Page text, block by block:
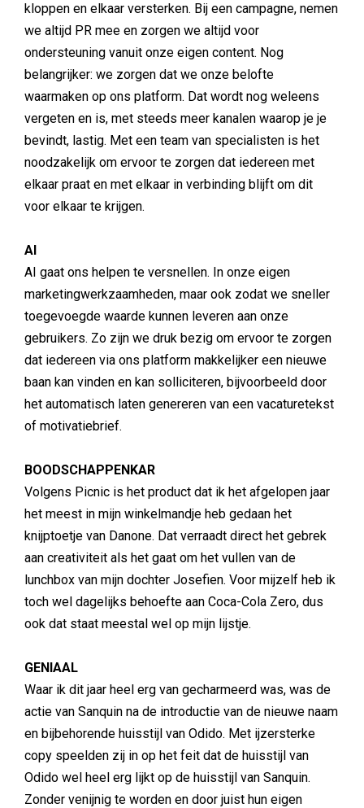
kloppen en elkaar versterken. Bij een campagne, nemen
we altijd PR mee en zorgen we altijd voor
ondersteuning vanuit onze eigen content. Nog
belangrijker: we zorgen dat we onze belofte
waarmaken op ons platform. Dat wordt nog weleens
vergeten en is, met steeds meer kanalen waarop je je
bevindt, lastig. Met een team van specialisten is het
noodzakelijk om ervoor te zorgen dat iedereen met
elkaar praat en met elkaar in verbinding blijft om dit
voor elkaar te krijgen.
AI
AI gaat ons helpen te versnellen. In onze eigen
marketingwerkzaamheden, maar ook zodat we sneller
toegevoegde waarde kunnen leveren aan onze
gebruikers. Zo zijn we druk bezig om ervoor te zorgen
dat iedereen via ons platform makkelijker een nieuwe
baan kan vinden en kan solliciteren, bijvoorbeeld door
het automatisch laten genereren van een vacaturetekst
of motivatiebrief.
BOODSCHAPPENKAR
Volgens Picnic is het product dat ik het afgelopen jaar
het meest in mijn winkelmandje heb gedaan het
knijptoetje van Danone. Dat verraadt direct het gebrek
aan creativiteit als het gaat om het vullen van de
lunchbox van mijn dochter Josefien. Voor mijzelf heb ik
toch wel dagelijks behoefte aan Coca-Cola Zero, dus
ook dat staat meestal wel op mijn lijstje.
GENIAAL
Waar ik dit jaar heel erg van gecharmeerd was, was de
actie van Sanquin na de introductie van de nieuwe naam
en bijbehorende huisstijl van Odido. Met ijzersterke
copy speelden zij in op het feit dat de huisstijl van
Odido wel heel erg lijkt op de huisstijl van Sanquin.
Zonder venijnig te worden en door juist hun eigen